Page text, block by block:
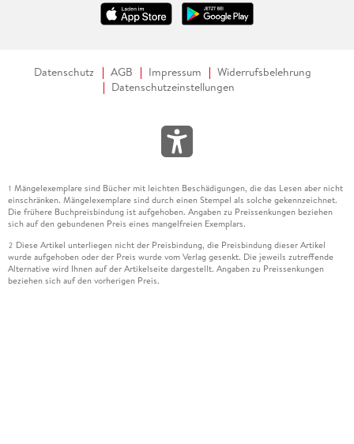
Datenschutz AGB Impressum
Widerrufsbelehrung
Datenschutzeinstellungen
1 Mängelexemplare sind Bücher mit leichten Beschädigungen, die das Lesen aber nicht
einschränken. Mängelexemplare sind durch einen Stempel als solche gekennzeichnet.
Die frühere Buchpreisbindung ist aufgehoben. Angaben zu Preissenkungen beziehen
sich auf den gebundenen Preis eines mangelfreien Exemplars.
2 Diese Artikel unterliegen nicht der Preisbindung, die Preisbindung dieser Artikel
wurde aufgehoben oder der Preis wurde vom Verlag gesenkt. Die jeweils zutreffende
Alternative wird Ihnen auf der Artikelseite dargestellt. Angaben zu Preissenkungen
beziehen sich auf den vorherigen Preis.